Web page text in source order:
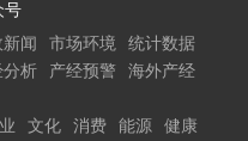
号
闻 市场环境
统计数据
分析 产经预警
海外产经
文化 消费 能源
健康